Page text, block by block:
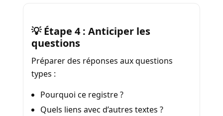
💡 Étape 4 : Anticiper les
questions
Préparer des réponses aux questions
types :
Pourquoi ce registre ?
Quels liens avec d’autres textes ?